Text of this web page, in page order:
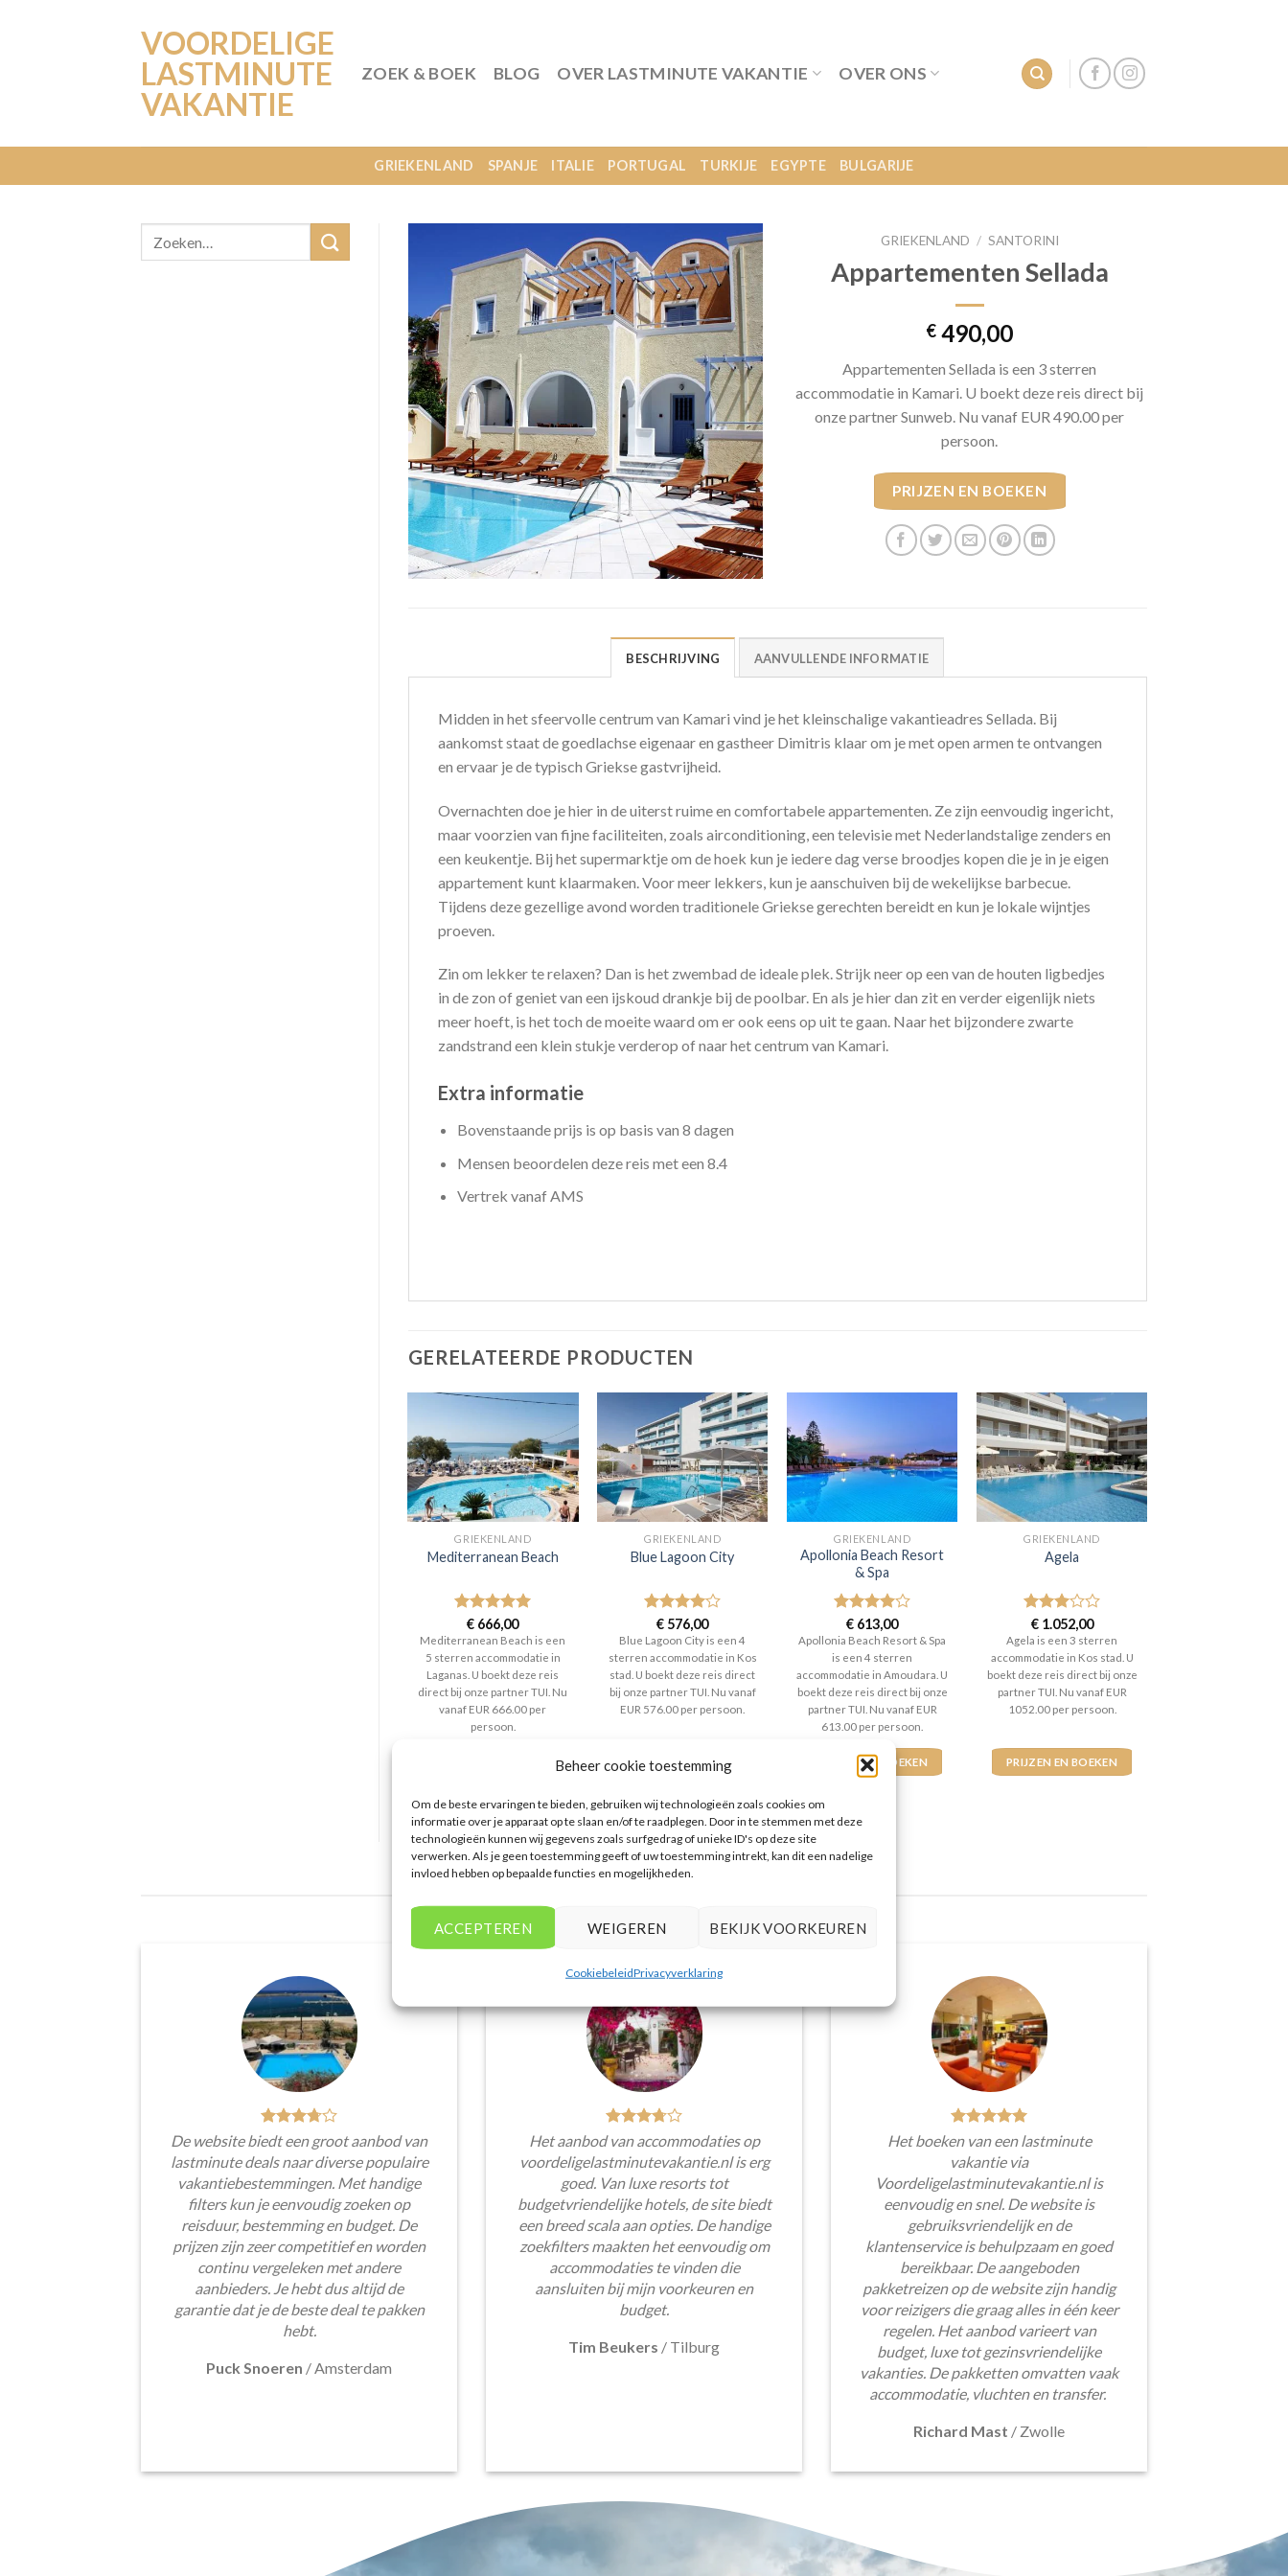
Beheer cookie toestemming
Om de beste ervaringen te bieden, gebruiken wij technologieën zoals cookies om
informatie over je apparaat op te slaan en/of te raadplegen. Door in te stemmen met deze
technologieën kunnen wij gegevens zoals surfgedrag of unieke ID's op deze site
verwerken. Als je geen toestemming geeft of uw toestemming intrekt, kan dit een nadelige
invloed hebben op bepaalde functies en mogelijkheden.
ACCEPTEREN WEIGEREN BEKIJK VOORKEUREN
CookiebeleidPrivacyverklaring
VOORDELIGE
LASTMINUTE
VAKANTIE
ZOEK & BOEK BLOG OVER LASTMINUTE VAKANTIE OVER ONS
GRIEKENLAND SPANJE ITALIE PORTUGAL TURKIJE EGYPTE BULGARIJE
GRIEKENLAND / SANTORINI
Appartementen Sellada
€ 490,00
Appartementen Sellada is een 3 sterren
accommodatie in Kamari. U boekt deze reis direct bij
onze partner Sunweb. Nu vanaf EUR 490.00 per
persoon.
PRIJZEN EN BOEKEN
BESCHRIJVING AANVULLENDE INFORMATIE
Midden in het sfeervolle centrum van Kamari vind je het kleinschalige vakantieadres Sellada. Bij
aankomst staat de goedlachse eigenaar en gastheer Dimitris klaar om je met open armen te ontvangen
en ervaar je de typisch Griekse gastvrijheid.
Overnachten doe je hier in de uiterst ruime en comfortabele appartementen. Ze zijn eenvoudig ingericht,
maar voorzien van fijne faciliteiten, zoals airconditioning, een televisie met Nederlandstalige zenders en
een keukentje. Bij het supermarktje om de hoek kun je iedere dag verse broodjes kopen die je in je eigen
appartement kunt klaarmaken. Voor meer lekkers, kun je aanschuiven bij de wekelijkse barbecue.
Tijdens deze gezellige avond worden traditionele Griekse gerechten bereidt en kun je lokale wijntjes
proeven.
Zin om lekker te relaxen? Dan is het zwembad de ideale plek. Strijk neer op een van de houten ligbedjes
in de zon of geniet van een ijskoud drankje bij de poolbar. En als je hier dan zit en verder eigenlijk niets
meer hoeft, is het toch de moeite waard om er ook eens op uit te gaan. Naar het bijzondere zwarte
zandstrand een klein stukje verderop of naar het centrum van Kamari.
Extra informatie
Bovenstaande prijs is op basis van 8 dagen
Mensen beoordelen deze reis met een 8.4
Vertrek vanaf AMS
GERELATEERDE PRODUCTEN
GRIEKENLAND
Mediterranean Beach
Gewaardeerd
5uit 5
€ 666,00
Mediterranean Beach is een
5 sterren accommodatie in
Laganas. U boekt deze reis
direct bij onze partner TUI. Nu
vanaf EUR 666.00 per
persoon.
GRIEKENLAND
Blue Lagoon City
Gewaardeerd
4 uit 5
€ 576,00
Blue Lagoon City is een 4
sterren accommodatie in Kos
stad. U boekt deze reis direct
bij onze partner TUI. Nu vanaf
EUR 576.00 per persoon.
PRIJZEN EN BOEKEN
GRIEKENLAND
Apollonia Beach Resort
& Spa
Gewaardeerd
4uit 5
€ 613,00
Apollonia Beach Resort & Spa
is een 4 sterren
accommodatie in Amoudara. U
boekt deze reis direct bij onze
partner TUI. Nu vanaf EUR
613.00 per persoon.
PRIJZEN EN BOEKEN
GRIEKENLAND
Agela
Gewaardeerd
3uit 5
€1.052,00
Agela is een 3 sterren
accommodatie in Kos stad. U
boekt deze reis direct bij onze
partner TUI. Nu vanaf EUR
1052.00 per persoon.
PRIJZEN EN BOEKEN
De website biedt een groot aanbod van
lastminute deals naar diverse populaire
vakantiebestemmingen. Met handige
filters kun je eenvoudig zoeken op
reisduur, bestemming en budget. De
prijzen zijn zeer competitief en worden
continu vergeleken met andere
aanbieders. Je hebt dus altijd de
garantie dat je de beste deal te pakken
hebt.
Puck Snoeren / Amsterdam
Het aanbod van accommodaties op
voordeligelastminutevakantie.nl is erg
goed. Van luxe resorts tot
budgetvriendelijke hotels, de site biedt
een breed scala aan opties. De handige
zoekfilters maakten het eenvoudig om
accommodaties te vinden die
aansluiten bij mijn voorkeuren en
budget.
Tim Beukers / Tilburg
Het boeken van een lastminute
vakantie via
Voordeligelastminutevakantie.nl is
eenvoudig en snel. De website is
gebruiksvriendelijk en de
klantenservice is behulpzaam en goed
bereikbaar. De aangeboden
pakketreizen op de website zijn handig
voor reizigers die graag alles in één keer
regelen. Het aanbod varieert van
budget, luxe tot gezinsvriendelijke
vakanties. De pakketten omvatten vaak
accommodatie, vluchten en transfer.
Richard Mast / Zwolle